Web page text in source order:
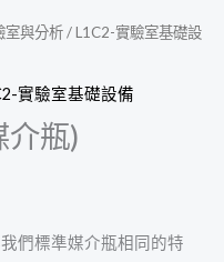
室與分析/L1C2-實驗室基礎設
實驗室基礎設備
介瓶)
們標準媒介瓶相同的特